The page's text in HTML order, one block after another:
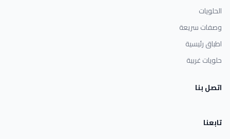
الحلويات
وصفات سريعة
اطباق رئيسية
حلويات غربية
اتصل بنا
تابعنا